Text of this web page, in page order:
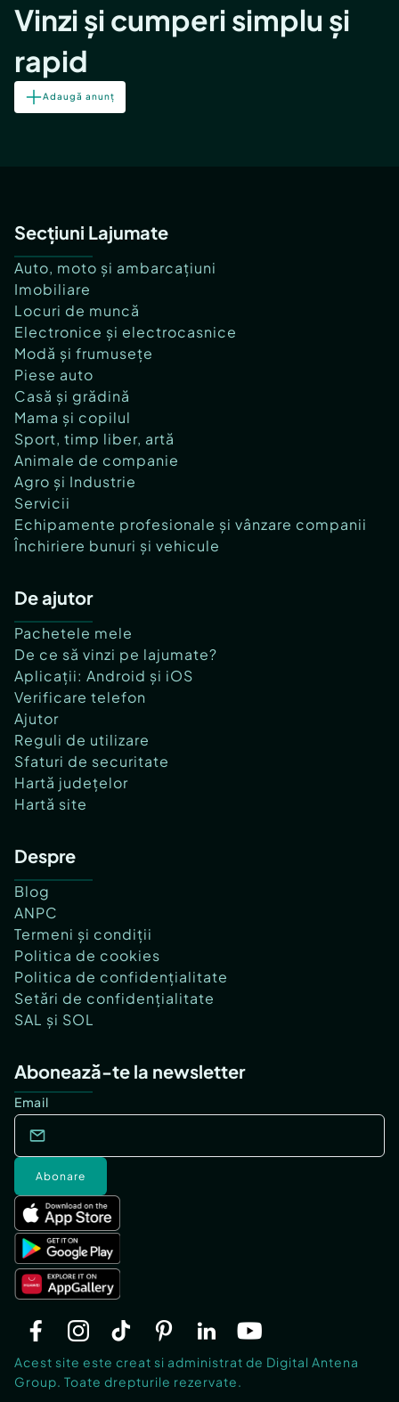
Vinzi și cumperi simplu și
rapid
Adaugă anunț
Secțiuni Lajumate
Auto, moto și ambarcațiuni
Imobiliare
Locuri de muncă
Electronice și electrocasnice
Modă și frumusețe
Piese auto
Casă și grădină
Mama și copilul
Sport, timp liber, artă
Animale de companie
Agro și Industrie
Servicii
Echipamente profesionale și vânzare companii
Închiriere bunuri și vehicule
De ajutor
Pachetele mele
De ce să vinzi pe lajumate?
Aplicații: Android și iOS
Verificare telefon
Ajutor
Reguli de utilizare
Sfaturi de securitate
Hartă județelor
Hartă site
Despre
Blog
ANPC
Termeni și condiții
Politica de cookies
Politica de confidențialitate
Setări de confidențialitate
SAL și SOL
Abonează-te la newsletter
Email
Abonare
Acest site este creat si administrat de Digital Antena
Group. Toate drepturile rezervate.